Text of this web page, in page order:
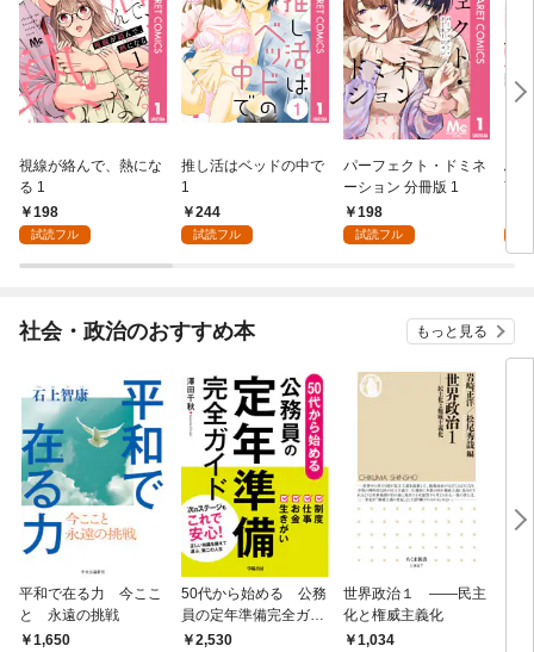
視線が絡んで、熱にな
る 1
198
試読フル
推し活はベッドの中で
1
244
試読フル
パーフェクト・ドミネ
ーション 分冊版 1
198
試読フル
ふ
言
社会・政治のおすすめ本 もっと見る
平和で在る力 今ここ
と 永遠の挑戦
1,650
50代から始める 公務
員の定年準備完全ガイ
ド2,530
世界政治１ ――民主
化と権威主義化
1,034